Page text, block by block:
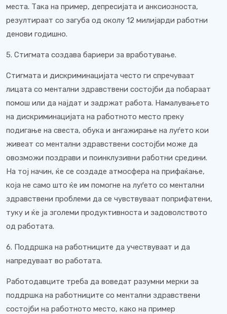
места. Така на пример, депресијата и анксиозноста,
резултираат со загуба од околу 12 милијарди работни
денови годишно.
5. Стигмата создава бариери за вработување.
Стигмата и дискриминацијата често ги спречуваат
лицата со ментални здравствени состојби да побараат
помош или да најдат и задржат работа. Намалувањето
на дискриминацијата на работното место преку
подигање на свеста, обука и ангажирање на луѓето кои
живеат со ментални здравствени состојби може да
овозможи поздрави и поинклузивни работни средини.
На тој начин, ќе се создаде атмосфера на прифаќање,
која не само што ќе им помогне на луѓето со ментални
здравствени проблеми да се чувствуваат поприфатени,
туку и ќе ја зголеми продуктивноста и задоволството
од работата.
6. Поддршка на работниците да учествуваат и да
напредуваат во работата.
Работодавците треба да воведат разумни мерки за
поддршка на работниците со ментални здравствени
состојби на работното место, како на пример